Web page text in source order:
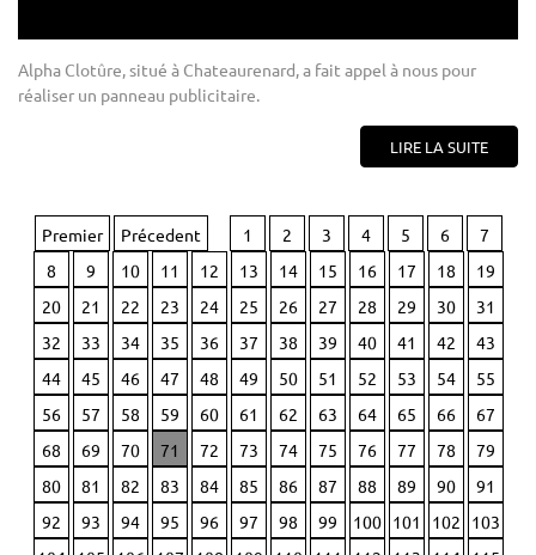
Alpha Clotûre, situé à Chateaurenard, a fait appel à nous pour
réaliser un panneau publicitaire.
LIRE LA SUITE
Premier Précedent 1 2 3 4 5 6
7
8
9 10 11 12 13 14 15 16 17 18
19
20
21 22 23 24 25 26 27 28 29 30
31
32
33 34 35 36 37 38 39 40 41 42
43
44
45 46 47 48 49 50 51 52 53 54
55
56
57 58 59 60 61 62 63 64 65 66
67
68
69 70 71 72 73 74 75 76 77 78
79
80
81 82 83 84 85 86 87 88 89 90
91
92
93 94 95 96 97 98 99 100 101 102
103